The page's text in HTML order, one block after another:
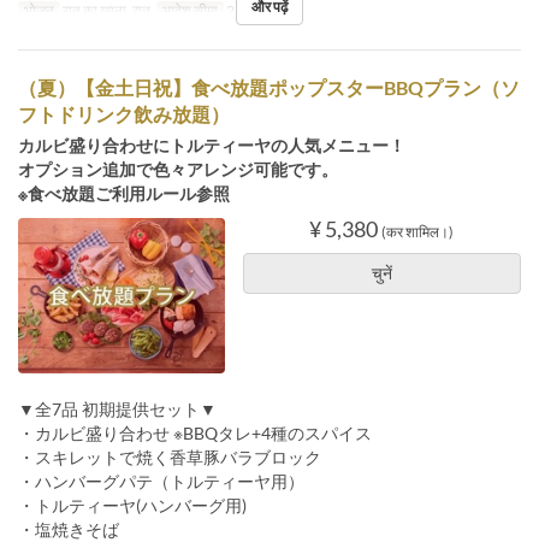
भोजन
रात का खाना, रात आदेश सीमा 2 ~ और पढ़ें
（夏）【金土日祝】食べ放題ポップスターBBQプラン（ソ
フトドリンク飲み放題）
カルビ盛り合わせにトルティーヤの人気メニュー！
オプション追加で色々アレンジ可能です。
※食べ放題ご利用ルール参照
¥ 5,380 (कर शामिल।)
चुनें
▼全7品 初期提供セット▼
・カルビ盛り合わせ ※BBQタレ+4種のスパイス
・スキレットで焼く香草豚バラブロック
・ハンバーグパテ（トルティーヤ用）
・トルティーヤ(ハンバーグ用)
・塩焼きそば